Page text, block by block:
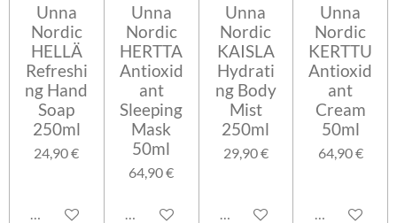
Unna
Nordic
HELLÄ
Refreshi
ng Hand
Soap
250ml
24,90 €
Lisää ostoskoriin
Unna
Nordic
HERTTA
Antioxid
ant
Sleeping
Mask
50ml
64,90 €
Lisää ostoskoriin
Unna
Nordic
KAISLA
Hydrati
ng Body
Mist
250ml
29,90 €
Lisää ostoskoriin
Unna
Nordic
KERTTU
Antioxid
ant
Cream
50ml
64,90 €
Lisää